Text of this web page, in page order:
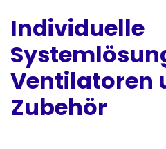
Individuelle
Ventilatoren
Zubehör